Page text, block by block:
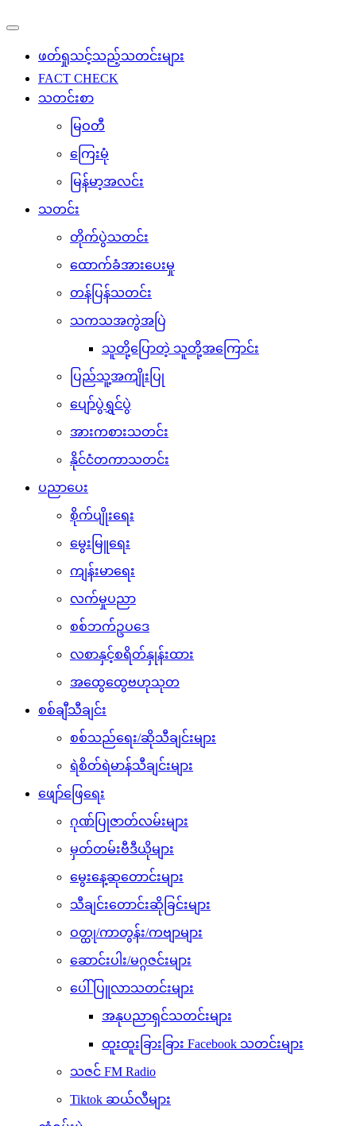
ဖတ်ရှုသင့်သည့်သတင်းများ
FACT CHECK
သတင်းစာ
မြဝတီ
ကြေးမုံ
မြန်မာ့အလင်း
သတင်း
တိုက်ပွဲသတင်း
ထောက်ခံအားပေးမှု
တန်ပြန်သတင်း
သကသအကွဲအပြဲ
သူတို့ပြောတဲ့ သူတို့အကြောင်း
ပြည်သူ့အကျိုးပြု
ပျော်ပွဲရွှင်ပွဲ
အားကစားသတင်း
နိုင်ငံတကာသတင်း
ပညာပေး
စိုက်ပျိုးရေး
မွေးမြူရေး
ကျန်းမာရေး
လက်မှုပညာ
စစ်ဘက်ဥပဒေ
လစာနှင့်စရိတ်နှုန်းထား
အထွေထွေဗဟုသုတ
စစ်ချီသီချင်း
စစ်သည်ရေး/ဆိုသီချင်းများ
ရဲစိတ်ရဲမာန်သီချင်းများ
ဖျော်ဖြေရေး
ဂုဏ်ပြုဇာတ်လမ်းများ
မှတ်တမ်းဗီဒီယိုများ
မွေးနေ့ဆုတောင်းများ
သီချင်းတောင်းဆိုခြင်းများ
ဝတ္ထု/ကာတွန်း/ကဗျာများ
ဆောင်းပါး/မဂ္ဂဇင်းများ
ပေါ်ပြူလာသတင်းများ
အနုပညာရှင်သတင်းများ
ထူးထူးခြားခြား Facebook သတင်းများ
သဇင် FM Radio
Tiktok ဆယ်လီများ